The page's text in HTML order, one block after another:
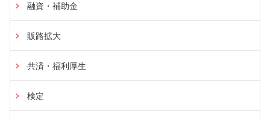
融資・補助金
販路拡大
共済・福利厚生
検定